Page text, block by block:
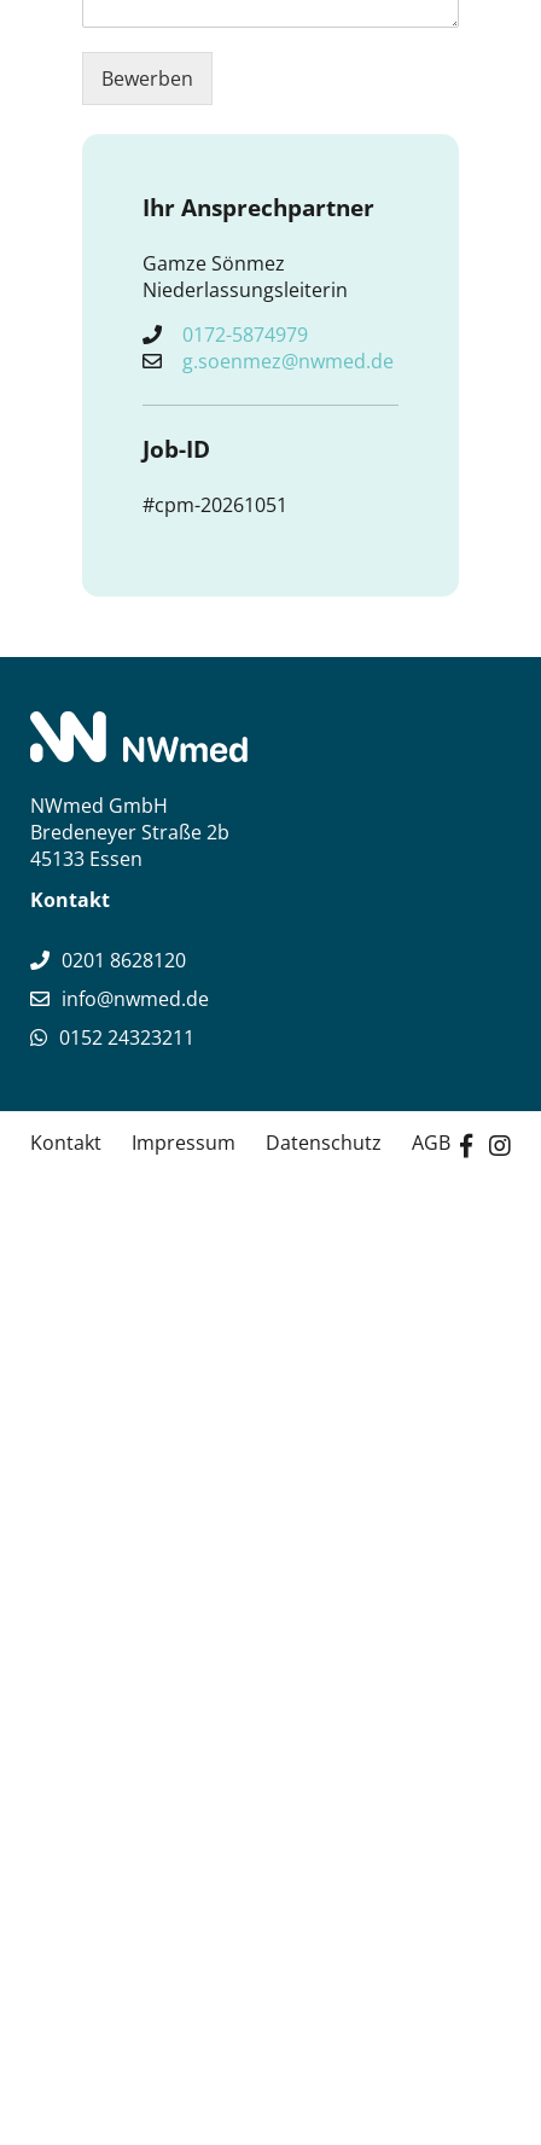
Bewerben
Ihr Ansprechpartner
Gamze Sönmez
Niederlassungsleiterin
0172-5874979
g.soenmez@nwmed.de
Job-ID
#cpm-20261051
NWmed GmbH
Bredeneyer Straße 2b
45133 Essen
Kontakt
0201 8628120
info@nwmed.de
0152 24323211
Kontakt Impressum Datenschutz AGB